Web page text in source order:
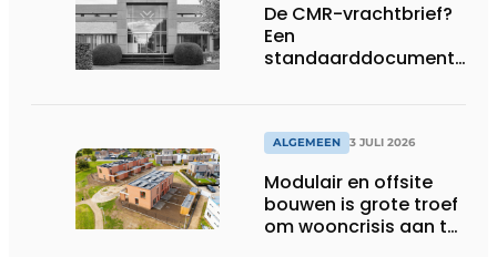
De CMR-vrachtbrief?
Een
standaarddocument
ALGEMEEN 3 JULI 2026
Modulair en offsite
bouwen is grote troef
om wooncrisis aan te